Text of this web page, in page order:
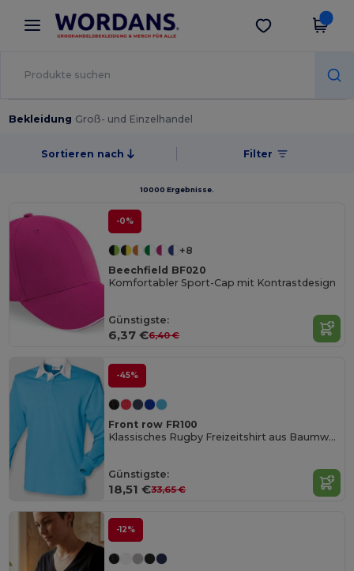
× Wordans App
Bessere Preise in der App!
App holen
Bekleidung Groß- und Einzelhandel
Sortieren nach Filter
10000 Ergebnisse.
-0%
+8
Beechfield BF020
Komfortabler Sport-Cap mit Kontrastdesign
Günstigste:
6,37 €6,40 €
-45%
Front row FR100
Klassisches Rugby Freizeitshirt aus Baumwolle
Günstigste:
18,51 €33,65 €
-12%